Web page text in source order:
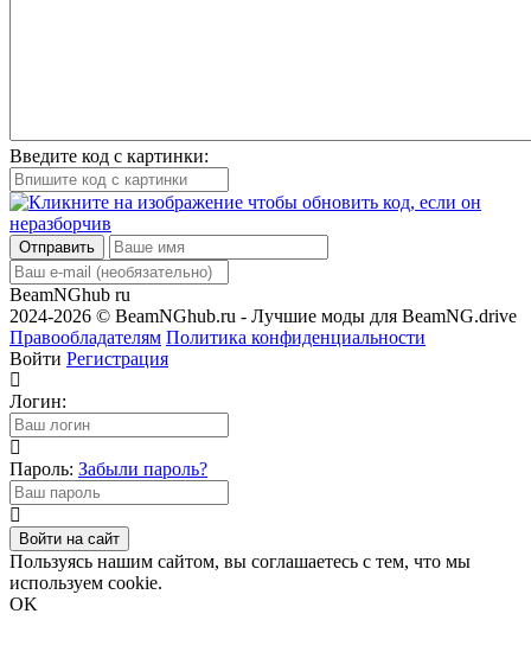
Введите код с картинки:
Отправить
BeamNGhub ru
2024-2026 © BeamNGhub.ru - Лучшие моды для BeamNG.drive
Правообладателям Политика конфиденциальности
Войти Регистрация
Логин:
Пароль: Забыли пароль?
Войти на сайт
Пользуясь нашим сайтом, вы соглашаетесь с тем, что мы
используем cookie.
OK